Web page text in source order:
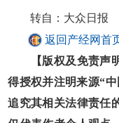
转自：大众日报
返回产经网首
【版权及免责声明
得授权并注明来源“
追究其相关法律责任